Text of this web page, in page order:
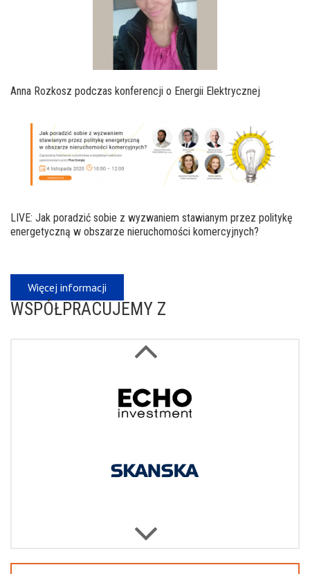
Anna Rozkosz podczas konferencji o Energii Elektrycznej
LIVE: Jak poradzić sobie z wyzwaniem stawianym przez politykę
energetyczną w obszarze nieruchomości komercyjnych?
Więcej informacji
WSPÓŁPRACUJEMY Z